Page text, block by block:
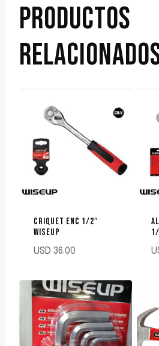
PRODUCTOS
CRIQUET ENC 1/2″
WISEUP
USD 36.00